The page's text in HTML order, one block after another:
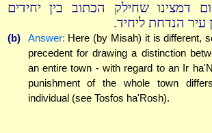
דמצינו שחילק הכתוב בין יחידים
עיר הנדחת ליחיד.
(b) Answer: Here (by Misah) it is different,
precedent for drawing a distinction
an entire town - with regard to an Ir
punishment of the whole town
individual (see Tosfos ha'Rosh).